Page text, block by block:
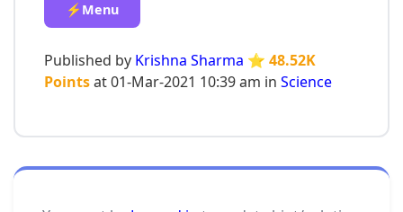
⚡Menu
Published by Krishna Sharma ⭐ 48.52K
Pointsat 01-Mar-2021 10:39 am in Science